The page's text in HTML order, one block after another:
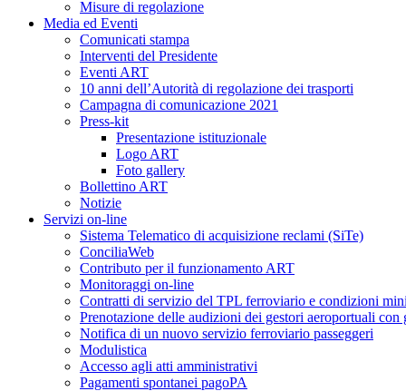
Misure di regolazione
Media ed Eventi
Comunicati stampa
Interventi del Presidente
Eventi ART
10 anni dell’Autorità di regolazione dei trasporti
Campagna di comunicazione 2021
Press-kit
Presentazione istituzionale
Logo ART
Foto gallery
Bollettino ART
Notizie
Servizi on-line
Sistema Telematico di acquisizione reclami (SiTe)
ConciliaWeb
Contributo per il funzionamento ART
Monitoraggi on-line
Contratti di servizio del TPL ferroviario e condizioni
Prenotazione delle audizioni dei gestori aeroportuali con
Notifica di un nuovo servizio ferroviario passeggeri
Modulistica
Accesso agli atti amministrativi
Pagamenti spontanei pagoPA